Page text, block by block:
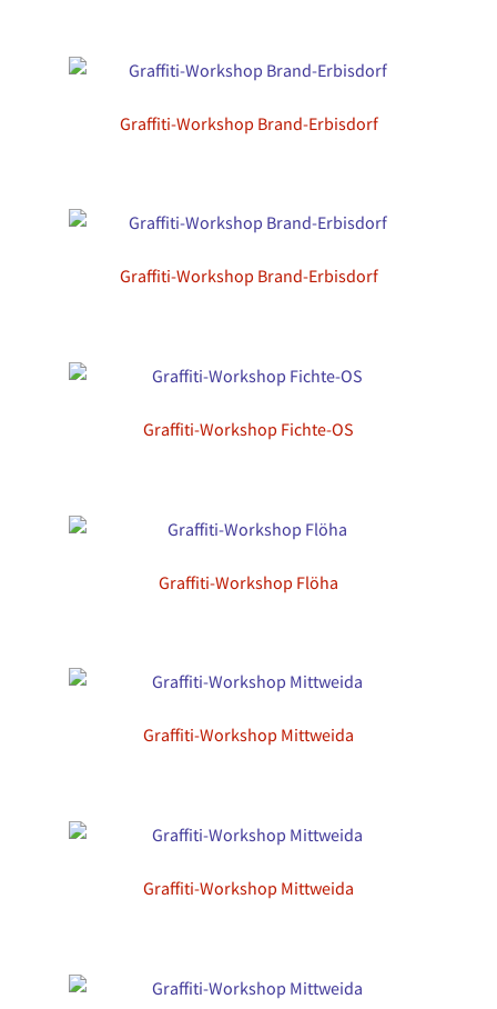
Graffiti-Workshop Brand-Erbisdorf
Graffiti-Workshop Brand-Erbisdorf
Graffiti-Workshop Fichte-OS
Graffiti-Workshop Flöha
Graffiti-Workshop Mittweida
Graffiti-Workshop Mittweida